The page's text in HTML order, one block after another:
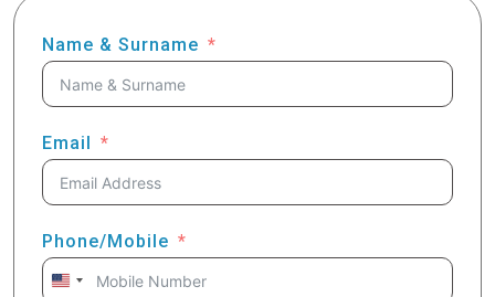
Name & Surname
Email
Phone/Mobile
United